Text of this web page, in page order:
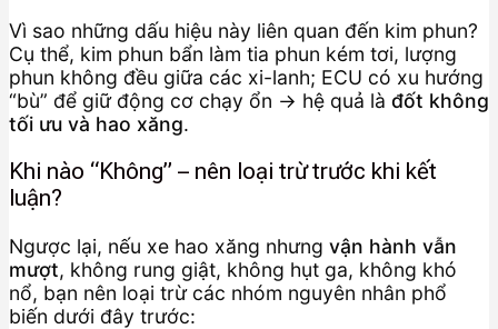
Vì sao những dấu hiệu này liên quan đến kim phun?
Cụ thể, kim phun bẩn làm tia phun kém tơi, lượng
phun không đều giữa các xi-lanh; ECU có xu hướng
“bù” để giữ động cơ chạy ổn → hệ quả là đốt không
tối ưu và hao xăng.
Khi nào “Không” – nên loại trừ trước khi kết
luận?
Ngược lại, nếu xe hao xăng nhưng vận hành vẫn
mượt, không rung giật, không hụt ga, không khó
nổ, bạn nên loại trừ các nhóm nguyên nhân phổ
biến dưới đây trước: